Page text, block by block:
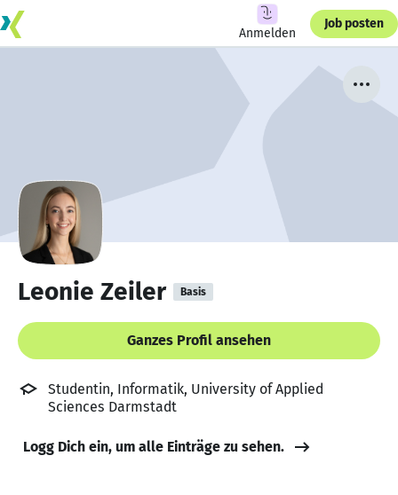
Anmelden
Job posten
Leonie Zeiler Basis
Ganzes Profil ansehen
Studentin, Informatik, University of Applied
Sciences Darmstadt
Logg Dich ein, um alle Einträge zu sehen.